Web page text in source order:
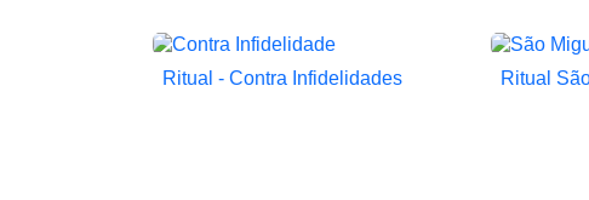
 Vista rápida
Ritual - Contra Infidelidades Ritual